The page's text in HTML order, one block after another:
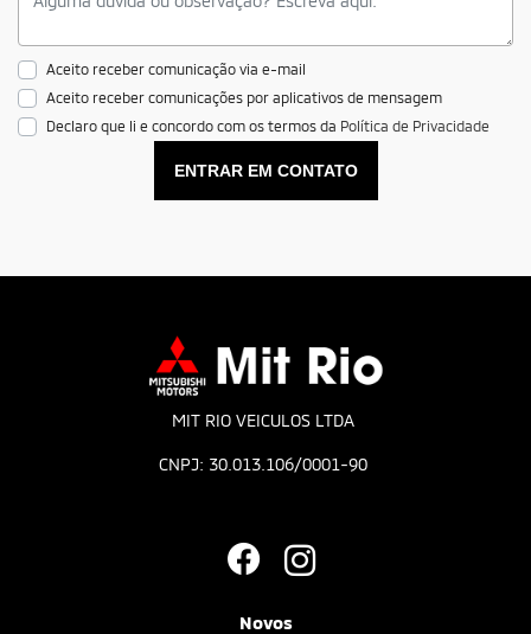
Aceito receber comunicação via e-mail
Aceito receber comunicações por aplicativos de mensagem
Declaro que li e concordo com os termos da Política de Privacidade
ENTRAR EM CONTATO
MIT RIO VEICULOS LTDA
CNPJ: 30.013.106/0001-90
Novos